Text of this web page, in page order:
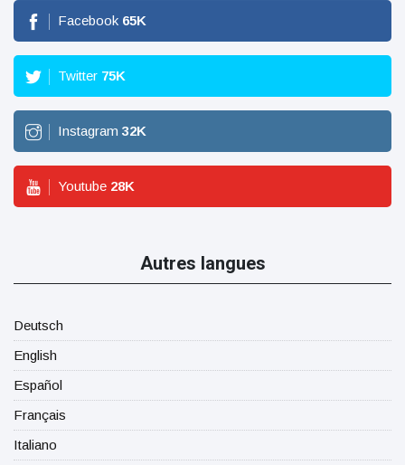
Facebook 65K
Twitter 75K
Instagram 32K
Youtube 28K
Autres langues
Deutsch
English
Español
Français
Italiano